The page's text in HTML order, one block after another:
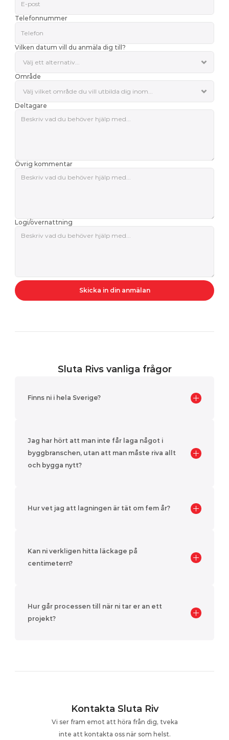
Telefonnummer
Vilken datum vill du anmäla dig till?
Område
Deltagare
Övrig kommentar
Logi/övernattning
Skicka in din anmälan
Sluta Rivs vanliga frågor
Finns ni i hela Sverige?
Jag har hört att man inte får laga något i
byggbranschen, utan att man måste riva allt
och bygga nytt?
Hur vet jag att lagningen är tät om fem år?
Kan ni verkligen hitta läckage på
centimetern?
Hur går processen till när ni tar er an ett
projekt?
Kontakta Sluta Riv
Vi ser fram emot att höra från dig, tveka
inte att kontakta oss när som helst.